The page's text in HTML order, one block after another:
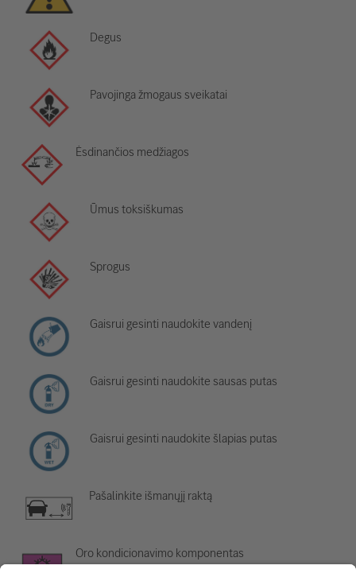
Degus
Pavojinga žmogaus sveikatai
Ėsdinančios medžiagos
Ūmus toksiškumas
Sprogus
Gaisrui gesinti naudokite vandenį
Gaisrui gesinti naudokite sausas putas
Gaisrui gesinti naudokite šlapias putas
Pašalinkite išmanųjį raktą
Oro kondicionavimo komponentas